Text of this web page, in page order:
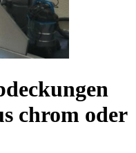
chrom oder